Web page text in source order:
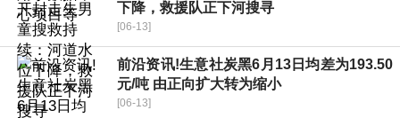
下降，救援队正下河搜寻
[06-13]
前沿资讯!生意社炭黑6月13日均差为193.50
元/吨 由正向扩大转为缩小
[06-13]